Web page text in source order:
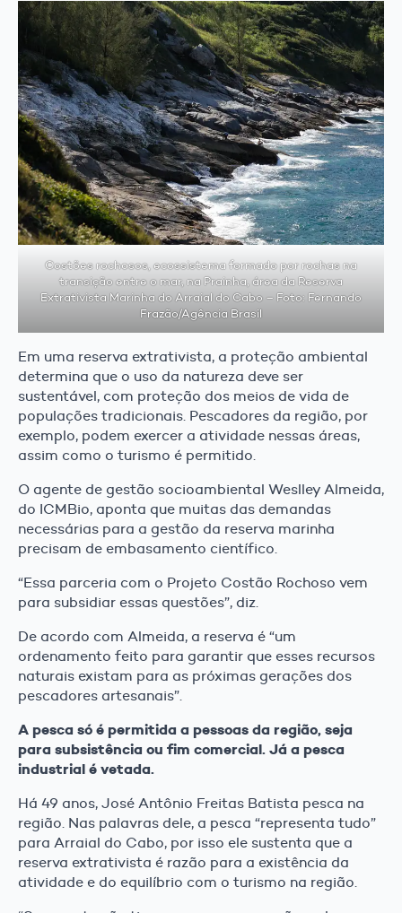
Costões rochosos, ecossistema formado por rochas na
transição entre o mar, na Prainha, área da Reserva
Extrativista Marinha do Arraial do Cabo – Foto: Fernando
Frazão/Agência Brasil
Em uma reserva extrativista, a proteção ambiental
determina que o uso da natureza deve ser
sustentável, com proteção dos meios de vida de
populações tradicionais. Pescadores da região, por
exemplo, podem exercer a atividade nessas áreas,
assim como o turismo é permitido.
O agente de gestão socioambiental Weslley Almeida,
do ICMBio, aponta que muitas das demandas
necessárias para a gestão da reserva marinha
precisam de embasamento científico.
“Essa parceria com o Projeto Costão Rochoso vem
para subsidiar essas questões”, diz.
De acordo com Almeida, a reserva é “um
ordenamento feito para garantir que esses recursos
naturais existam para as próximas gerações dos
pescadores artesanais”.
A pesca só é permitida a pessoas da região, seja
para subsistência ou fim comercial. Já a pesca
industrial é vetada.
Há 49 anos, José Antônio Freitas Batista pesca na
região. Nas palavras dele, a pesca “representa tudo”
para Arraial do Cabo, por isso ele sustenta que a
reserva extrativista é razão para a existência da
atividade e do equilíbrio com o turismo na região.